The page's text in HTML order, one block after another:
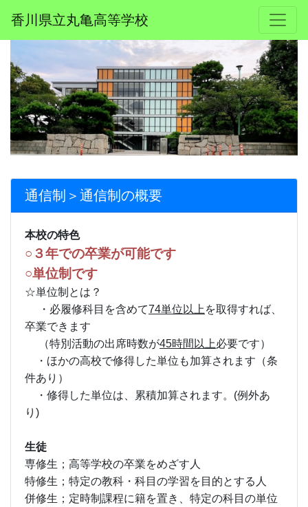
香川県立丸亀高等学校
通信制＞通信制の概要
本校の特色
○３年での卒業が可能です
○単位制です
☆単位制とは？
・必履修科目を含めて74単位以上 を取得すれば、
卒業できます
（特別活動の出席時数が45時間以上必要です）
・ほかの高校で修得した単位も加算されます（条
件あり）
・修得した単位は、累積加算されます。(例外あ
り)
生徒
専修生；高等学校の卒業をめざす人
特修生；特定の教科・科目の学習を目的とする人
併修生；定時制課程に籍を置き、特定の科目の単位